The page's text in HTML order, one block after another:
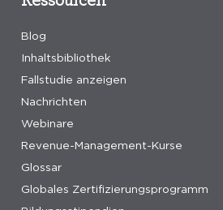
Blog
Inhaltsbibliothek
Fallstudie anzeigen
Nachrichten
Webinare
Revenue-Management-Kurse
Glossar
Globales Zertifizierungsprogramm